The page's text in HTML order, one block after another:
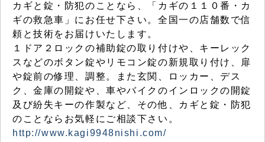
カギと錠・防犯のことなら、「カギの１１０番・カ
ギの救急車」にお任せ下さい。全国一の店舗数で信
頼と技術をお届けいたします。
１ドア２ロックの補助錠の取り付けや、キーレック
スなどのボタン錠やリモコン錠の新規取り付け、扉
や錠前の修理、調整。また玄関、ロッカー、デス
ク、金庫の開錠や、車やバイクのインロックの開錠
及び紛失キーの作製など、その他、カギと錠・防犯
のことならお気軽にご相談下さい。
http://www.kagi9948nishi.com/